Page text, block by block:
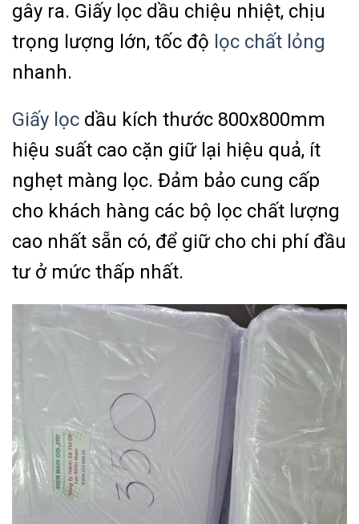
gây ra. Giấy lọc dầu chiệu nhiệt, chịu
trọng lượng lớn, tốc độ lọc chất lỏng
nhanh.
Giấy lọc dầu kích thước 800x800mm
hiệu suất cao cặn giữ lại hiệu quả, ít
nghẹt màng lọc. Đảm bảo cung cấp
cho khách hàng các bộ lọc chất lượng
cao nhất sẵn có, để giữ cho chi phí đầu
tư ở mức thấp nhất.